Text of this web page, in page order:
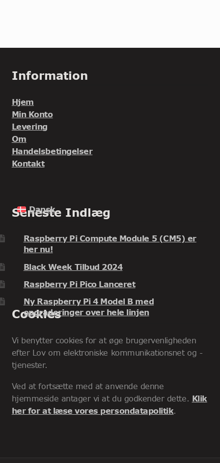
Information
Hjem
Min Konto
Levering
Om
Handelsbetingelser
Kontakt
Dansk
Seneste Indlæg
Raspberry Pi Compute Module 5 (CM5) er
her nu!
Black Week Tilbud 2024
Raspberry Pi Pico Lanceret
Ny Raspberry Pi 4 Model B med
opgraderinger over hele linjen
Cookies
Vi benytter cookies for at øge brugervenligheden
efter Lov om elektroniske kommunikationsnet og -
tjenester.
Ved at fortsætte med at anvende denne
hjemmeside antager vi at du godkender dette. Klik
her for at læse vores persondatapolitik.